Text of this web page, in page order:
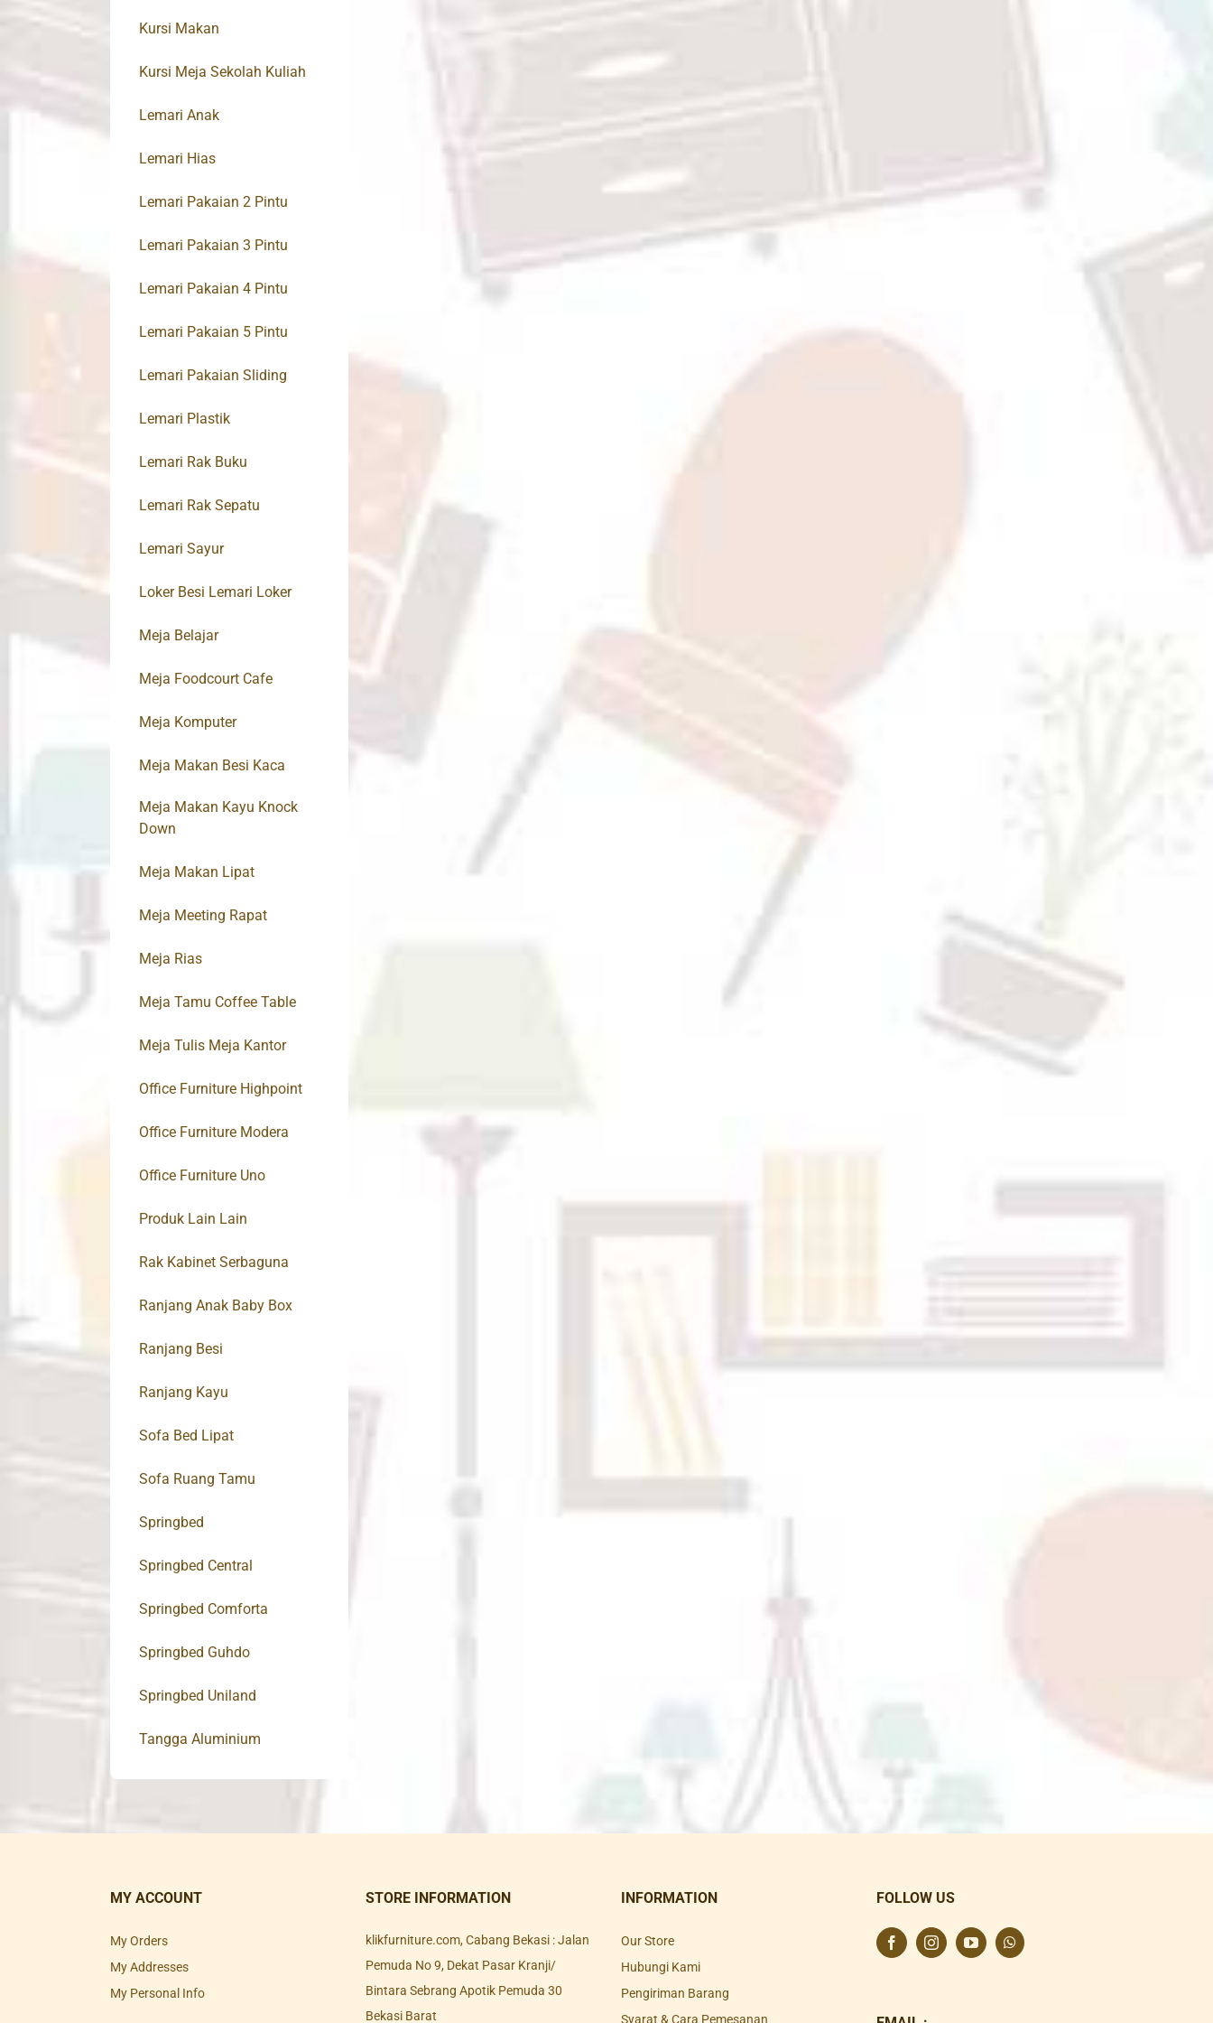
Kursi Makan
Kursi Meja Sekolah Kuliah
Lemari Anak
Lemari Hias
Lemari Pakaian 2 Pintu
Lemari Pakaian 3 Pintu
Lemari Pakaian 4 Pintu
Lemari Pakaian 5 Pintu
Lemari Pakaian Sliding
Lemari Plastik
Lemari Rak Buku
Lemari Rak Sepatu
Lemari Sayur
Loker Besi Lemari Loker
Meja Belajar
Meja Foodcourt Cafe
Meja Komputer
Meja Makan Besi Kaca
Meja Makan Kayu Knock
Down
Meja Makan Lipat
Meja Meeting Rapat
Meja Rias
Meja Tamu Coffee Table
Meja Tulis Meja Kantor
Office Furniture Highpoint
Office Furniture Modera
Office Furniture Uno
Produk Lain Lain
Rak Kabinet Serbaguna
Ranjang Anak Baby Box
Ranjang Besi
Ranjang Kayu
Sofa Bed Lipat
Sofa Ruang Tamu
Springbed
Springbed Central
Springbed Comforta
Springbed Guhdo
Springbed Uniland
Tangga Aluminium
MY ACCOUNT
My Orders
My Addresses
My Personal Info
STORE INFORMATION
klikfurniture.com, Cabang Bekasi : Jalan
Pemuda No 9, Dekat Pasar Kranji/
Bintara Sebrang Apotik Pemuda 30
Bekasi Barat
INFORMATION
Our Store
Hubungi Kami
Pengiriman Barang
Syarat & Cara Pemesanan
FOLLOW US